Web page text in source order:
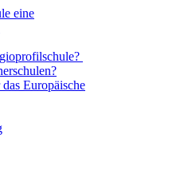
eine
Europäische